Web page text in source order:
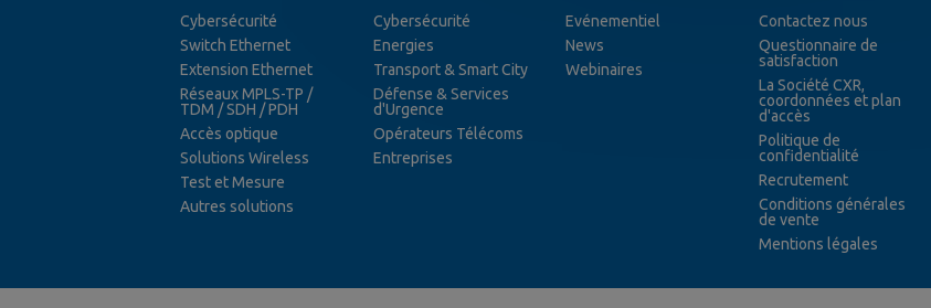
Cybersécurité
Switch Ethernet
Extension Ethernet
Réseaux MPLS-TP /
TDM / SDH / PDH
Accès optique
Solutions Wireless
Test et Mesure
Autres solutions
Cybersécurité
Energies
Transport & Smart City
Défense & Services
d'Urgence
Opérateurs Télécoms
Entreprises
Evénementiel
News
Webinaires
Contactez nous
Questionnaire de
satisfaction
La Société CXR,
coordonnées et plan
d'accès
Politique de
confidentialité
Recrutement
Conditions générales
de vente
Mentions légales